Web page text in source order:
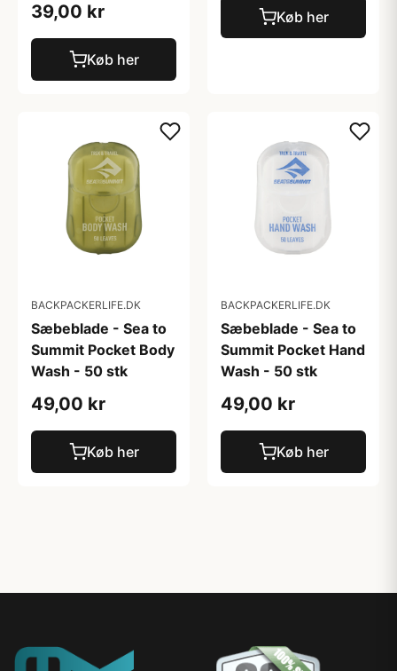
39,00 kr
Køb her
Køb her
BACKPACKERLIFE.DK
Sæbeblade - Sea to
Summit Pocket Body
Wash - 50 stk
49,00 kr
Køb her
BACKPACKERLIFE.DK
Sæbeblade - Sea to
Summit Pocket Hand
Wash - 50 stk
49,00 kr
Køb her